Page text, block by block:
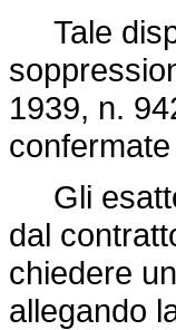
Tale
1939, n.
Gli
dal
chiedere
allegando